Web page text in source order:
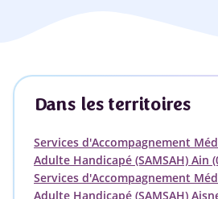
Dans les territoires
Services d'Accompagnement
Adulte Handicapé (SAMSAH) Ain
Services d'Accompagnement
Adulte Handicapé (SAMSAH)